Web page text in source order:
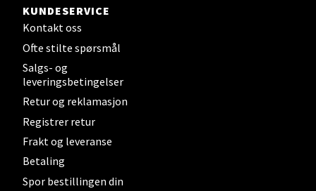
KUNDESERVICE
Kontakt oss
Ofte stilte spørsmål
Salgs- og
leveringsbetingelser
Retur og reklamasjon
Registrer retur
Frakt og leveranse
Betaling
Spor bestillingen din
Tromsø - Jekta Storsenter
Karlsøyveien 12, 9015 Tromsø
Åpent i dag 10-21